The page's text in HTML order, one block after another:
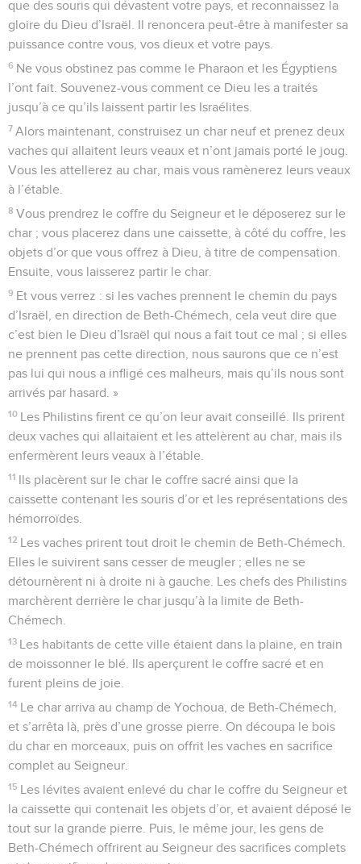
que des souris qui dévastent votre pays, et reconnaissez la
gloire du Dieu d’Israël. Il renoncera peut-être à manifester sa
puissance contre vous, vos dieux et votre pays.
6 Ne vous obstinez pas comme le Pharaon et les Égyptiens
l’ont fait. Souvenez-vous comment ce Dieu les a traités
jusqu’à ce qu’ils laissent partir les Israélites.
7 Alors maintenant, construisez un char neuf et prenez deux
vaches qui allaitent leurs veaux et n’ont jamais porté le joug.
Vous les attellerez au char, mais vous ramènerez leurs veaux
à l’étable.
8 Vous prendrez le coffre du Seigneur et le déposerez sur le
char ; vous placerez dans une caissette, à côté du coffre, les
objets d’or que vous offrez à Dieu, à titre de compensation.
Ensuite, vous laisserez partir le char.
9 Et vous verrez : si les vaches prennent le chemin du pays
d’Israël, en direction de Beth-Chémech, cela veut dire que
c’est bien le Dieu d’Israël qui nous a fait tout ce mal ; si elles
ne prennent pas cette direction, nous saurons que ce n’est
pas lui qui nous a infligé ces malheurs, mais qu’ils nous sont
arrivés par hasard. »
10 Les Philistins firent ce qu’on leur avait conseillé. Ils prirent
deux vaches qui allaitaient et les attelèrent au char, mais ils
enfermèrent leurs veaux à l’étable.
11 Ils placèrent sur le char le coffre sacré ainsi que la
caissette contenant les souris d’or et les représentations des
hémorroïdes.
12 Les vaches prirent tout droit le chemin de Beth-Chémech.
Elles le suivirent sans cesser de meugler ; elles ne se
détournèrent ni à droite ni à gauche. Les chefs des Philistins
marchèrent derrière le char jusqu’à la limite de Beth-
Chémech.
13 Les habitants de cette ville étaient dans la plaine, en train
de moissonner le blé. Ils aperçurent le coffre sacré et en
furent pleins de joie.
14 Le char arriva au champ de Yochoua, de Beth-Chémech,
et s’arrêta là, près d’une grosse pierre. On découpa le bois
du char en morceaux, puis on offrit les vaches en sacrifice
complet au Seigneur.
15 Les lévites avaient enlevé du char le coffre du Seigneur et
la caissette qui contenait les objets d’or, et avaient déposé le
tout sur la grande pierre. Puis, le même jour, les gens de
Beth-Chémech offrirent au Seigneur des sacrifices complets